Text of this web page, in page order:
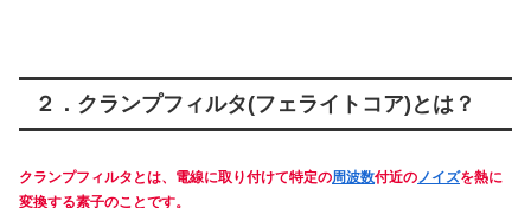
２．クランプフィルタ(フェライトコア)とは？
クランプフィルタとは、電線に取り付けて特定の周波数付近のノイズを熱に
変換する素子のことです。